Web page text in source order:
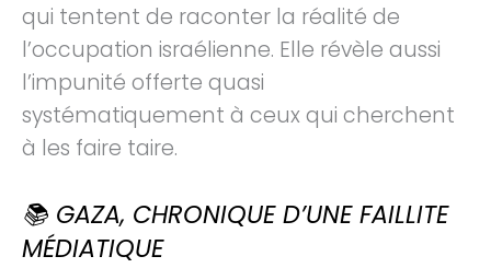
qui tentent de raconter la réalité de
l’occupation israélienne. Elle révèle aussi
l’impunité offerte quasi
systématiquement à ceux qui cherchent
à les faire taire.
📚 GAZA, CHRONIQUE D’UNE FAILLITE
MÉDIATIQUE